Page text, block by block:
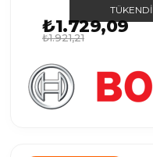
TÜKENDI
₺1.729,09
₺1.921,21